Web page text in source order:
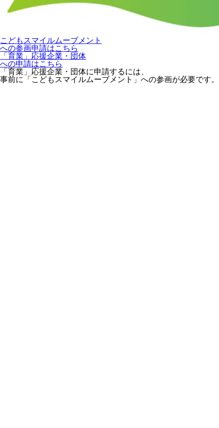
こどもスマイルムーブメント
への参画申請はこちら
「育業」応援企業・団体
への申請はこちら
「育業」応援企業・団体に申請するには、
事前に「こどもスマイルムーブメント」への参画が必要です。